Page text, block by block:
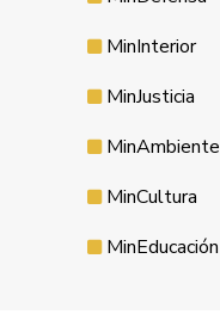
MinInterior
MinJusticia
MinAmbiente
MinCultura
MinEducación